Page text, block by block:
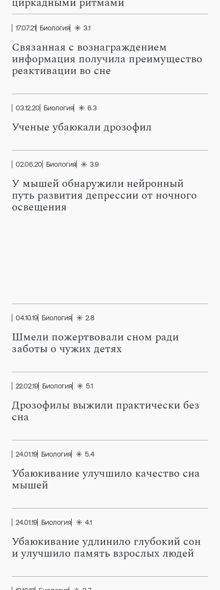
17.07.21 Биология 3.1
Связанная с вознаграждением
информация получила преимущество
реактивации во сне
03.12.20 Биология 6.3
Ученые убаюкали дрозофил
02.06.20 Биология 3.9
У мышей обнаружили нейронный
путь развития депрессии от ночного
освещения
04.10.19 Биология 2.8
Шмели пожертвовали сном ради
заботы о чужих детях
22.02.19 Биология 5.1
Дрозофилы выжили практически без
сна
24.01.19 Биология 5.4
Убаюкивание улучшило качество сна
мышей
24.01.19 Биология 4.1
Убаюкивание удлинило глубокий сон
и улучшило память взрослых людей